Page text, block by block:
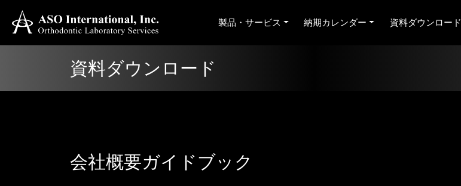
製品・サービス 納期カレンダー 資料ダウンロード
資料ダウンロード
会社概要ガイドブック